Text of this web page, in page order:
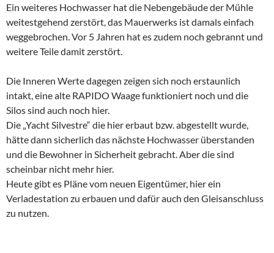
Ein weiteres Hochwasser hat die Nebengebäude der Mühle
weitestgehend zerstört, das Mauerwerks ist damals einfach
weggebrochen. Vor 5 Jahren hat es zudem noch gebrannt und
weitere Teile damit zerstört.
Die Inneren Werte dagegen zeigen sich noch erstaunlich
intakt, eine alte RAPIDO Waage funktioniert noch und die
Silos sind auch noch hier.
Die „Yacht Silvestre“ die hier erbaut bzw. abgestellt wurde,
hätte dann sicherlich das nächste Hochwasser überstanden
und die Bewohner in Sicherheit gebracht. Aber die sind
scheinbar nicht mehr hier.
Heute gibt es Pläne vom neuen Eigentümer, hier ein
Verladestation zu erbauen und dafür auch den Gleisanschluss
zu nutzen.